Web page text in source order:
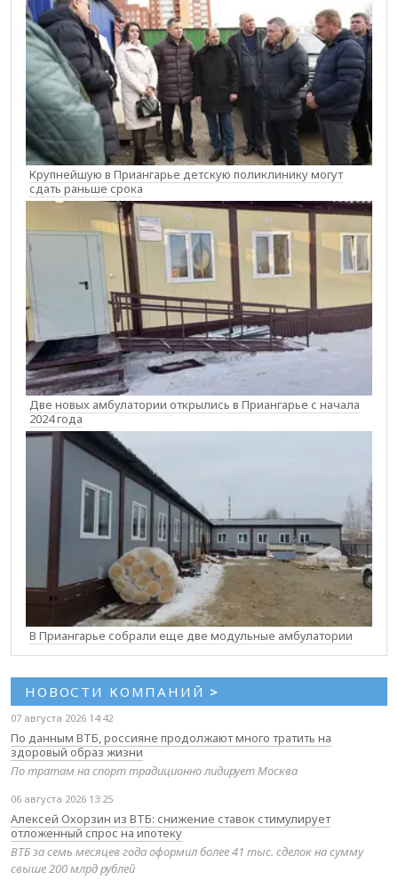
Крупнейшую в Приангарье детскую поликлинику могут
сдать раньше срока
Две новых амбулатории открылись в Приангарье с начала
2024 года
В Приангарье собрали еще две модульные амбулатории
НОВОСТИ КОМПАНИЙ >
07 августа 2026 14:42
По данным ВТБ, россияне продолжают много тратить на
здоровый образ жизни
По тратам на спорт традиционно лидирует Москва
06 августа 2026 13:25
Алексей Охорзин из ВТБ: снижение ставок стимулирует
отложенный спрос на ипотеку
ВТБ за семь месяцев года оформил более 41 тыс. сделок на сумму
свыше 200 млрд рублей